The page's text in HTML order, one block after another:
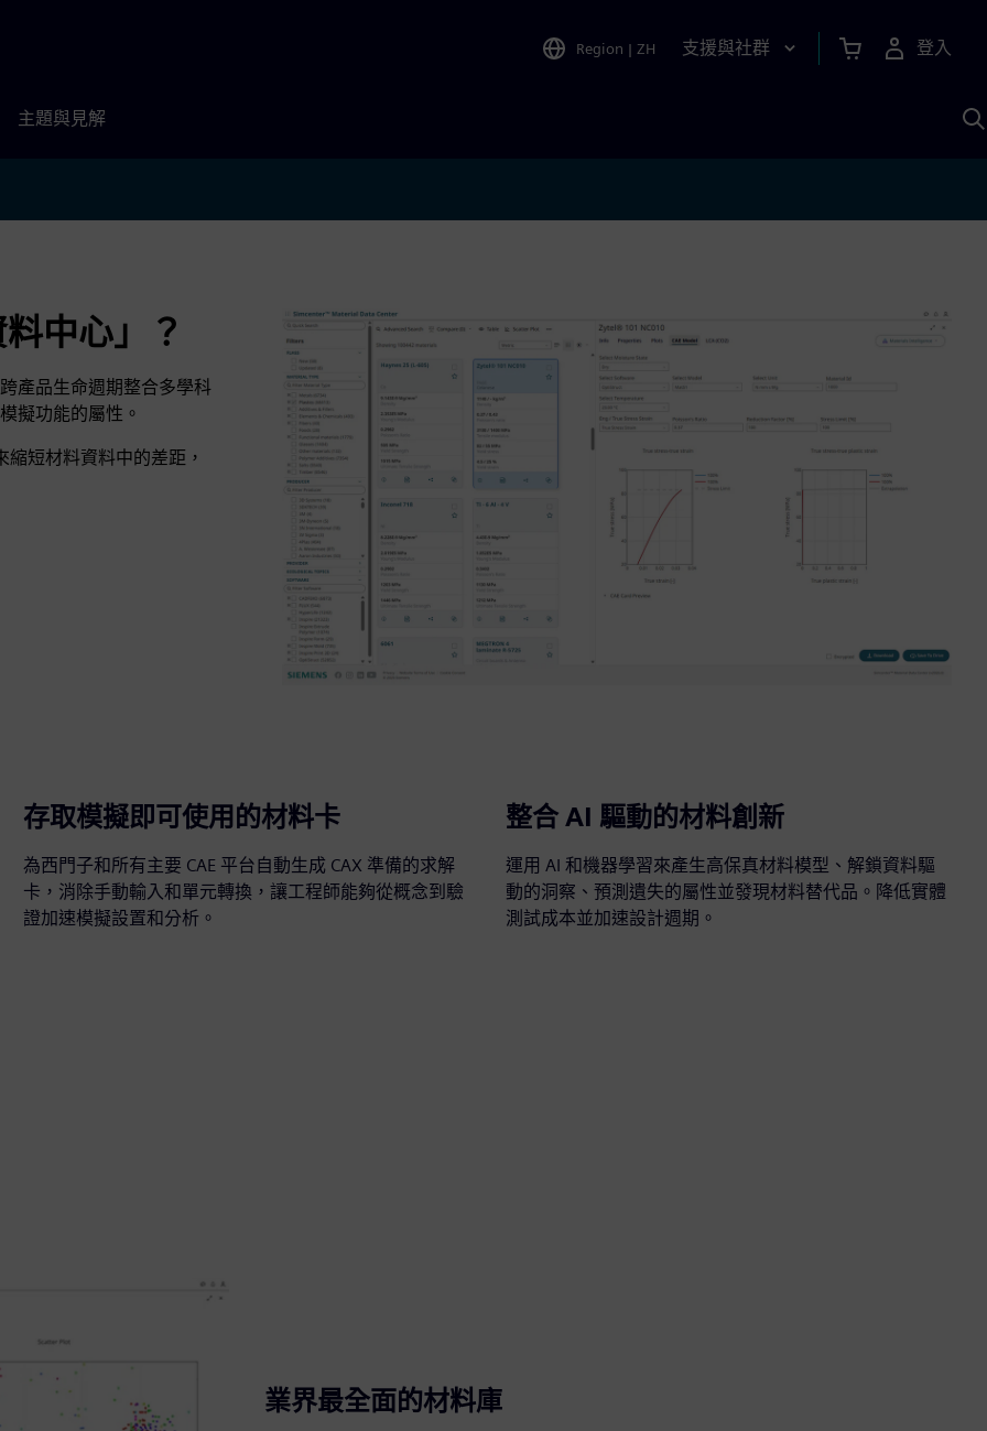
Region | ZH 支援與社群 登入
主題與見解
中心」？
產品生命週期整合多學科
擬功能的屬性。
短材料資料中的差距，
存取模擬即可使用的材料卡
為西門子和所有主要 CAE 平台自動生成 CAX 準備的求解
卡，消除手動輸入和單元轉換，讓工程師能夠從概念到驗
證加速模擬設置和分析。
整合 AI 驅動的材料創新
運用 AI 和機器學習來產生高保真材料模型、解鎖資料驅
動的洞察、預測遺失的屬性並發現材料替代品。降低實體
測試成本並加速設計週期。
業界最全面的材料庫